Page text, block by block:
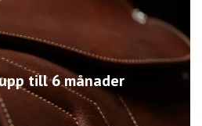
till 6 månader